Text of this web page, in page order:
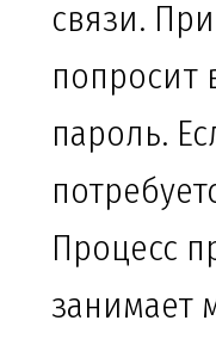
связи.
попросит
пароль.
Процесс
занимает